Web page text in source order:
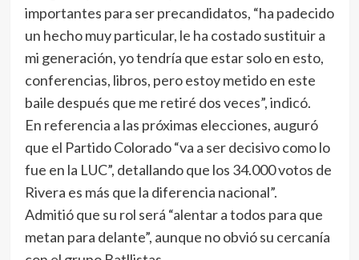
importantes para ser precandidatos, “ha padecido
un hecho muy particular, le ha costado sustituir a
mi generación, yo tendría que estar solo en esto,
conferencias, libros, pero estoy metido en este
baile después que me retiré dos veces”, indicó.
En referencia a las próximas elecciones, auguró
que el Partido Colorado “va a ser decisivo como lo
fue en la LUC”, detallando que los 34.000 votos de
Rivera es más que la diferencia nacional”.
Admitió que su rol será “alentar a todos para que
metan para delante”, aunque no obvió su cercanía